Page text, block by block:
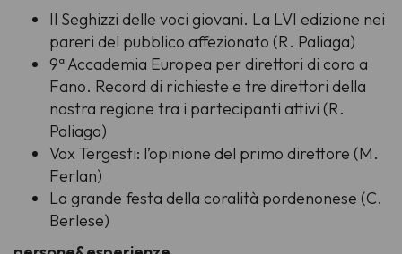
Il Seghizzi delle voci giovani. La LVI edizione nei
pareri del pubblico affezionato (R. Paliaga)
9ª Accademia Europea per direttori di coro a
Fano. Record di richieste e tre direttori della
nostra regione tra i partecipanti attivi (R.
Paliaga)
Vox Tergesti: l’opinione del primo direttore (M.
Ferlan)
La grande festa della coralità pordenonese (C.
Berlese)